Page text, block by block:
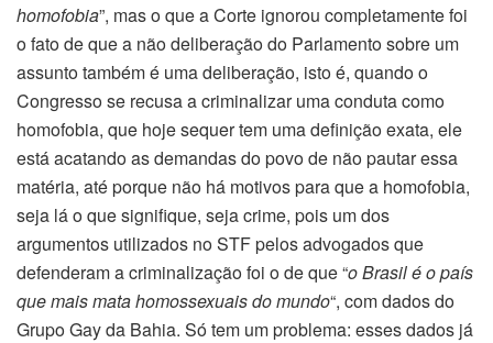
homofobia”, mas o que a Corte ignorou completamente foi
o fato de que a não deliberação do Parlamento sobre um
assunto também é uma deliberação, isto é, quando o
Congresso se recusa a criminalizar uma conduta como
homofobia, que hoje sequer tem uma definição exata, ele
está acatando as demandas do povo de não pautar essa
matéria, até porque não há motivos para que a homofobia,
seja lá o que signifique, seja crime, pois um dos
argumentos utilizados no STF pelos advogados que
defenderam a criminalização foi o de que “o Brasil é o país
que mais mata homossexuais do mundo“, com dados do
Grupo Gay da Bahia. Só tem um problema: esses dados já